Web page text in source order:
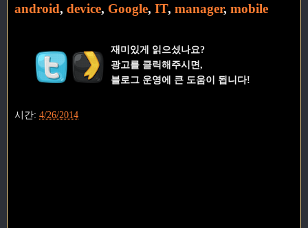
android, device, Google, IT, manager, mobile
재미있게 읽으셨나요?
광고를 클릭해주시면,
블로그 운영에 큰 도움이 됩니다!
시간: 4/26/2014